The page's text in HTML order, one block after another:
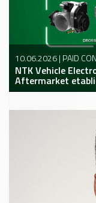
10.06.2026 | PAID
NTK Vehicle
Aftermarket